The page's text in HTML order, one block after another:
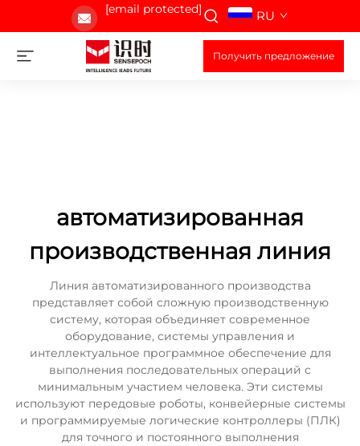
[email protected] RU
Получить предложение
автоматизированная
производственная линия
Линия автоматизированного производства
представляет собой сложную производственную
систему, которая объединяет современное
оборудование, системы управления и
интеллектуальное программное обеспечение для
выполнения последовательных операций с
минимальным участием человека. Эти системы
используют передовые роботы, конвейерные системы
и программируемые логические контроллеры (ПЛК)
для точного и постоянного выполнения